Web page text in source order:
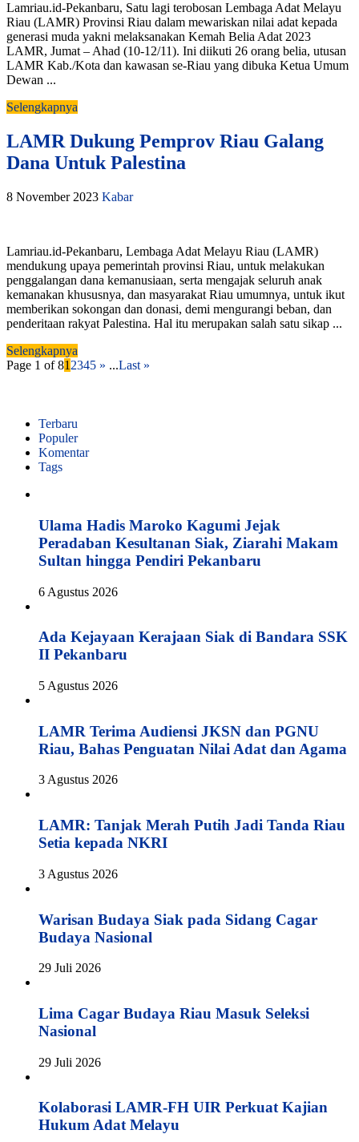
Lamriau.id-Pekanbaru, Satu lagi terobosan Lembaga Adat Melayu
Riau (LAMR) Provinsi Riau dalam mewariskan nilai adat kepada
generasi muda yakni melaksanakan Kemah Belia Adat 2023
LAMR, Jumat – Ahad (10-12/11). Ini diikuti 26 orang belia, utusan
LAMR Kab./Kota dan kawasan se-Riau yang dibuka Ketua Umum
Dewan ...
Selengkapnya
LAMR Dukung Pemprov Riau Galang
Dana Untuk Palestina
8 November 2023 Kabar
Lamriau.id-Pekanbaru, Lembaga Adat Melayu Riau (LAMR)
mendukung upaya pemerintah provinsi Riau, untuk melakukan
penggalangan dana kemanusiaan, serta mengajak seluruh anak
kemanakan khususnya, dan masyarakat Riau umumnya, untuk ikut
memberikan sokongan dan donasi, demi mengurangi beban, dan
penderitaan rakyat Palestina. Hal itu merupakan salah satu sikap ...
Selengkapnya
Page 1 of 81 2345 » ...Last »
Terbaru
Populer
Komentar
Tags
Ulama Hadis Maroko Kagumi Jejak
Peradaban Kesultanan Siak, Ziarahi Makam
Sultan hingga Pendiri Pekanbaru
6 Agustus 2026
Ada Kejayaan Kerajaan Siak di Bandara SSK
II Pekanbaru
5 Agustus 2026
LAMR Terima Audiensi JKSN dan PGNU
Riau, Bahas Penguatan Nilai Adat dan Agama
3 Agustus 2026
LAMR: Tanjak Merah Putih Jadi Tanda Riau
Setia kepada NKRI
3 Agustus 2026
Warisan Budaya Siak pada Sidang Cagar
Budaya Nasional
29 Juli 2026
Lima Cagar Budaya Riau Masuk Seleksi
Nasional
29 Juli 2026
Kolaborasi LAMR-FH UIR Perkuat Kajian
Hukum Adat Melayu